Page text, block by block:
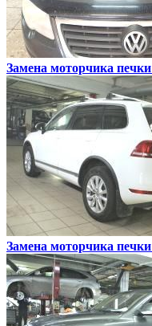
Замена моторчика печки
Замена моторчика печки